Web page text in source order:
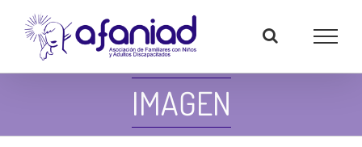
content
IMAGEN